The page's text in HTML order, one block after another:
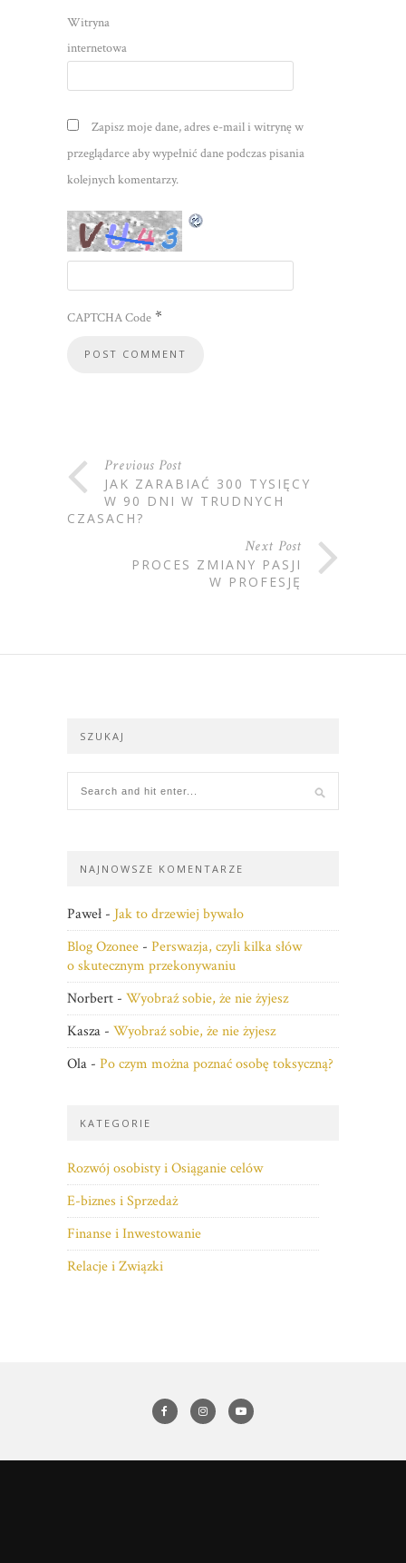
Witryna
internetowa
Zapisz moje dane, adres e-mail i witrynę w
przeglądarce aby wypełnić dane podczas pisania
kolejnych komentarzy.
CAPTCHA Code *
Previous Post
JAK ZARABIAĆ 300 TYSIĘCY
W 90 DNI W TRUDNYCH
CZASACH?
Next Post
PROCES ZMIANY PASJI
W PROFESJĘ
SZUKAJ
NAJNOWSZE KOMENTARZE
Paweł - Jak to drzewiej bywało
Blog Ozonee - Perswazja, czyli kilka słów
o skutecznym przekonywaniu
Norbert - Wyobraź sobie, że nie żyjesz
Kasza - Wyobraź sobie, że nie żyjesz
Ola - Po czym można poznać osobę toksyczną?
KATEGORIE
Rozwój osobisty i Osiąganie celów
E-biznes i Sprzedaż
Finanse i Inwestowanie
Relacje i Związki